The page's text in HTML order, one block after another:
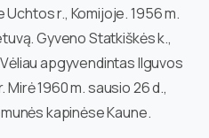
r., Komijoje. 1956 m.
Gyveno Statkiškės k.,
apgyvendintas Ilguvos
1960 m. sausio 26 d.,
kapinėse Kaune.